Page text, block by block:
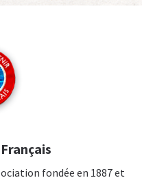
fondée en 1887 et